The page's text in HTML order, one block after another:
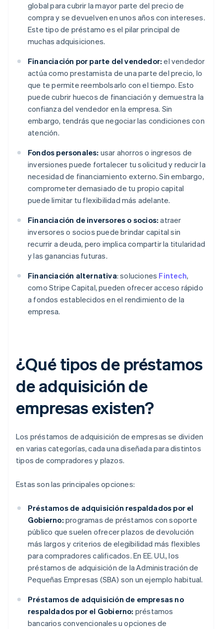
global para cubrir la mayor parte del precio de
compra y se devuelven en unos años con intereses.
Este tipo de préstamo es el pilar principal de
muchas adquisiciones.
Financiación por parte del vendedor: el vendedor
actúa como prestamista de una parte del precio, lo
que te permite reembolsarlo con el tiempo. Esto
puede cubrir huecos de financiación y demuestra la
confianza del vendedor en la empresa. Sin
embargo, tendrás que negociar las condiciones con
atención.
Fondos personales: usar ahorros o ingresos de
inversiones puede fortalecer tu solicitud y reducir la
necesidad de financiamiento externo. Sin embargo,
comprometer demasiado de tu propio capital
puede limitar tu flexibilidad más adelante.
Financiación de inversores o socios: atraer
inversores o socios puede brindar capital sin
recurrir a deuda, pero implica compartir la titularidad
y las ganancias futuras.
Financiación alternativa: soluciones Fintech,
como Stripe Capital, pueden ofrecer acceso rápido
a fondos establecidos en el rendimiento de la
empresa.
¿Qué tipos de préstamos
de adquisición de
empresas existen?
Los préstamos de adquisición de empresas se dividen
en varias categorías, cada una diseñada para distintos
tipos de compradores y plazos.
Estas son las principales opciones:
Préstamos de adquisición respaldados por el
Gobierno: programas de préstamos con soporte
público que suelen ofrecer plazos de devolución
más largos y criterios de elegibilidad más flexibles
para compradores calificados. En EE. UU., los
préstamos de adquisición de la Administración de
Pequeñas Empresas (SBA) son un ejemplo habitual.
Préstamos de adquisición de empresas no
respaldados por el Gobierno: préstamos
bancarios convencionales u opciones de